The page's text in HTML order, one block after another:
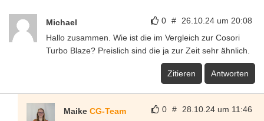
0 # 26.10.24 um 20:08
Michael
Hallo zusammen. Wie ist die im Vergleich zur Cosori
Turbo Blaze? Preislich sind die ja zur Zeit sehr ähnlich.
Zitieren Antworten
0 # 28.10.24 um 11:46
Maike CG-Team